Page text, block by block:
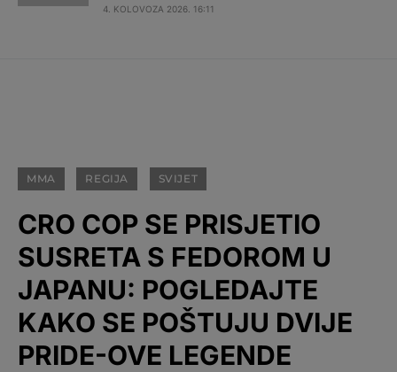
4. KOLOVOZA 2026. 16:11
MMA REGIJA SVIJET
CRO COP SE PRISJETIO
SUSRETA S FEDOROM U
JAPANU: POGLEDAJTE
KAKO SE POŠTUJU DVIJE
PRIDE-OVE LEGENDE